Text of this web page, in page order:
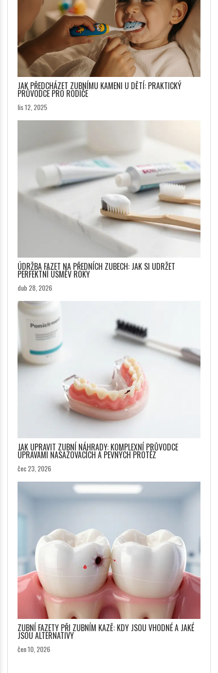
JAK PŘEDCHÁZET ZUBNÍMU KAMENI U DĚTÍ: PRAKTICKÝ
PRŮVODCE PRO RODIČE
lis 12, 2025
ÚDRŽBA FAZET NA PŘEDNÍCH ZUBECH: JAK SI UDRŽET
PERFEKTNÍ ÚSMĚV ROKY
dub 28, 2026
JAK UPRAVIT ZUBNÍ NÁHRADY: KOMPLEXNÍ PRŮVODCE
ÚPRAVAMI NASAZOVACÍCH A PEVNÝCH PROTÉZ
čec 23, 2026
ZUBNÍ FAZETY PŘI ZUBNÍM KAZĚ: KDY JSOU VHODNÉ A JAKÉ
JSOU ALTERNATIVY
čen 10, 2026